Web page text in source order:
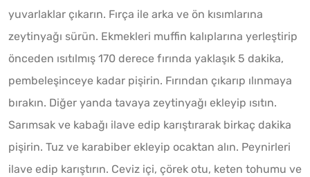
yuvarlaklar çıkarın. Fırça ile arka ve ön kısımlarına
zeytinyağı sürün. Ekmekleri muffin kalıplarına yerleştirip
önceden ısıtılmış 170 derece fırında yaklaşık 5 dakika,
pembeleşinceye kadar pişirin. Fırından çıkarıp ılınmaya
bırakın. Diğer yanda tavaya zeytinyağı ekleyip ısıtın.
Sarımsak ve kabağı ilave edip karıştırarak birkaç dakika
pişirin. Tuz ve karabiber ekleyip ocaktan alın. Peynirleri
ilave edip karıştırın. Ceviz içi, çörek otu, keten tohumu ve